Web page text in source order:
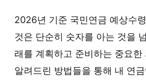
2026년 기준 국민연금 예상수
것은 단순히 숫자를 아는 것을
래를 계획하고 준비하는 중요한
알려드린 방법들을 통해 내 연